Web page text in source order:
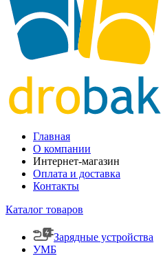
Главная
О компании
Интернет-магазин
Оплата и доставка
Контакты
Каталог товаров
Зарядные устройства
УМБ